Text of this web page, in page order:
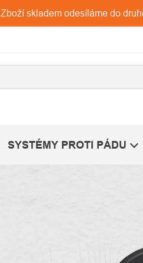
Zboží skladem odesíláme do
SYSTÉMY PROTI PÁDU